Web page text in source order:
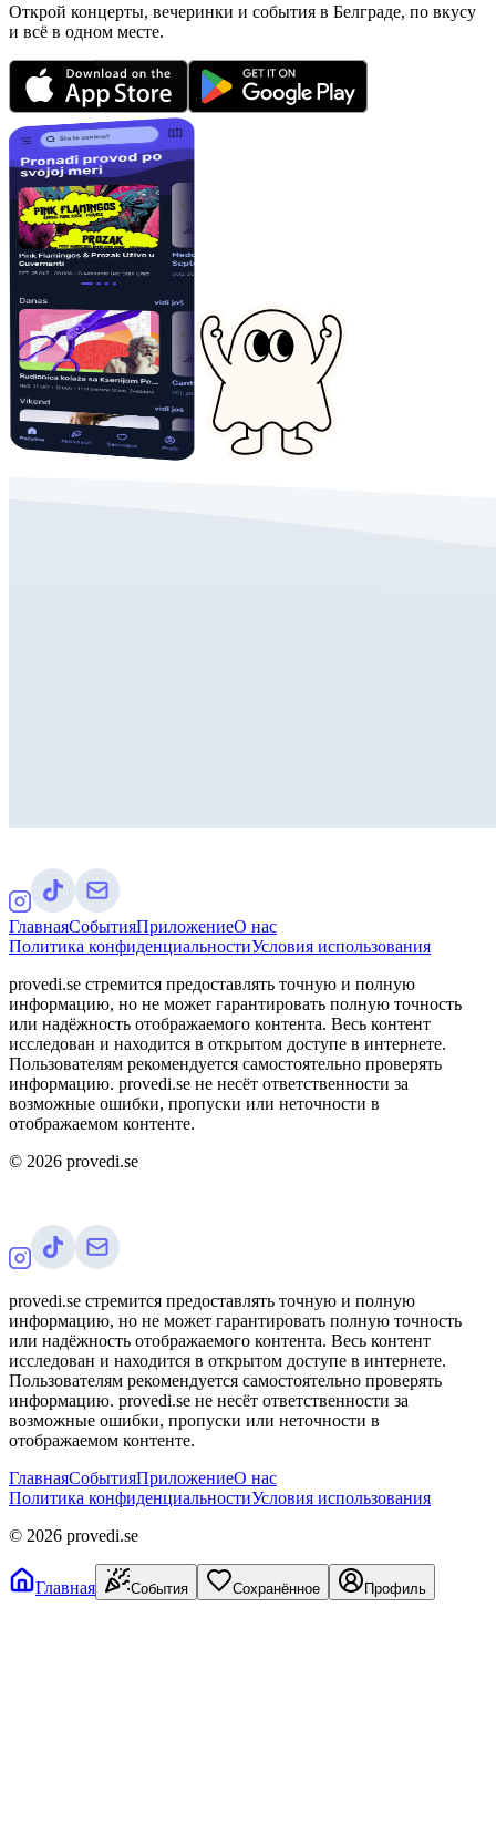
Открой концерты, вечеринки и события в Белграде, по вкусу
и всё в одном месте.
ГлавнаяСобытияПриложениеО нас
Политика конфиденциальностиУсловия использования
provedi.se стремится предоставлять точную и полную
информацию, но не может гарантировать полную точность
или надёжность отображаемого контента. Весь контент
исследован и находится в открытом доступе в интернете.
Пользователям рекомендуется самостоятельно проверять
информацию. provedi.se не несёт ответственности за
возможные ошибки, пропуски или неточности в
отображаемом контенте.
© 2026 provedi.se
provedi.se стремится предоставлять точную и полную
информацию, но не может гарантировать полную точность
или надёжность отображаемого контента. Весь контент
исследован и находится в открытом доступе в интернете.
Пользователям рекомендуется самостоятельно проверять
информацию. provedi.se не несёт ответственности за
возможные ошибки, пропуски или неточности в
отображаемом контенте.
ГлавнаяСобытияПриложениеО нас
Политика конфиденциальностиУсловия использования
© 2026 provedi.se
Главная События Сохранённое Профиль